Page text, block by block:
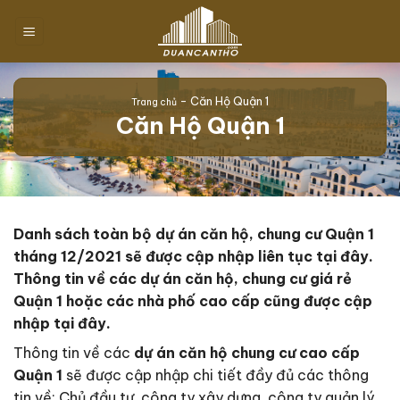
đến
dung
Trang chủ - Căn Hộ Quận 1
Căn Hộ Quận 1
Danh sách toàn bộ dự án căn hộ, chung cư Quận 1
tháng 12/2021 sẽ được cập nhập liên tục tại đây.
Thông tin về các dự án căn hộ, chung cư giá rẻ
Quận 1 hoặc các nhà phố cao cấp cũng được cập
nhập tại đây.
Thông tin về các dự án căn hộ chung cư cao cấp
Quận 1 sẽ được cập nhập chi tiết đầy đủ các thông